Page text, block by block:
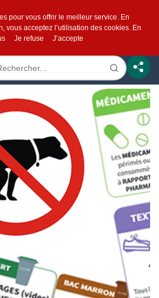
pour vous offrir le meilleur service. En
vous acceptez l’utilisation des cookies. En
Je refuse J’accepte